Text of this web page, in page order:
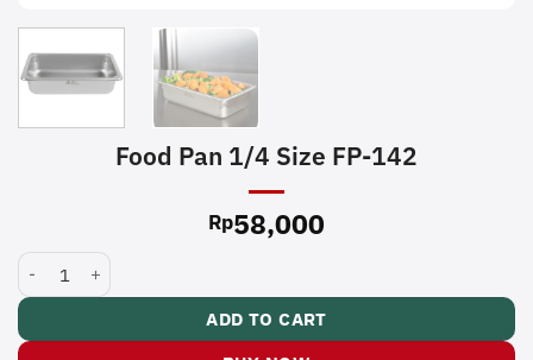
Food Pan 1/4 Size FP-142
Rp58,000
Food Pan 1/4 Size FP-142 quantity
ADD TO CART